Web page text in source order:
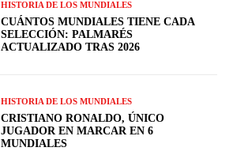
HISTORIA DE LOS MUNDIALES
CUÁNTOS MUNDIALES TIENE CADA
SELECCIÓN: PALMARÉS
ACTUALIZADO TRAS 2026
HISTORIA DE LOS MUNDIALES
CRISTIANO RONALDO, ÚNICO
JUGADOR EN MARCAR EN 6
MUNDIALES